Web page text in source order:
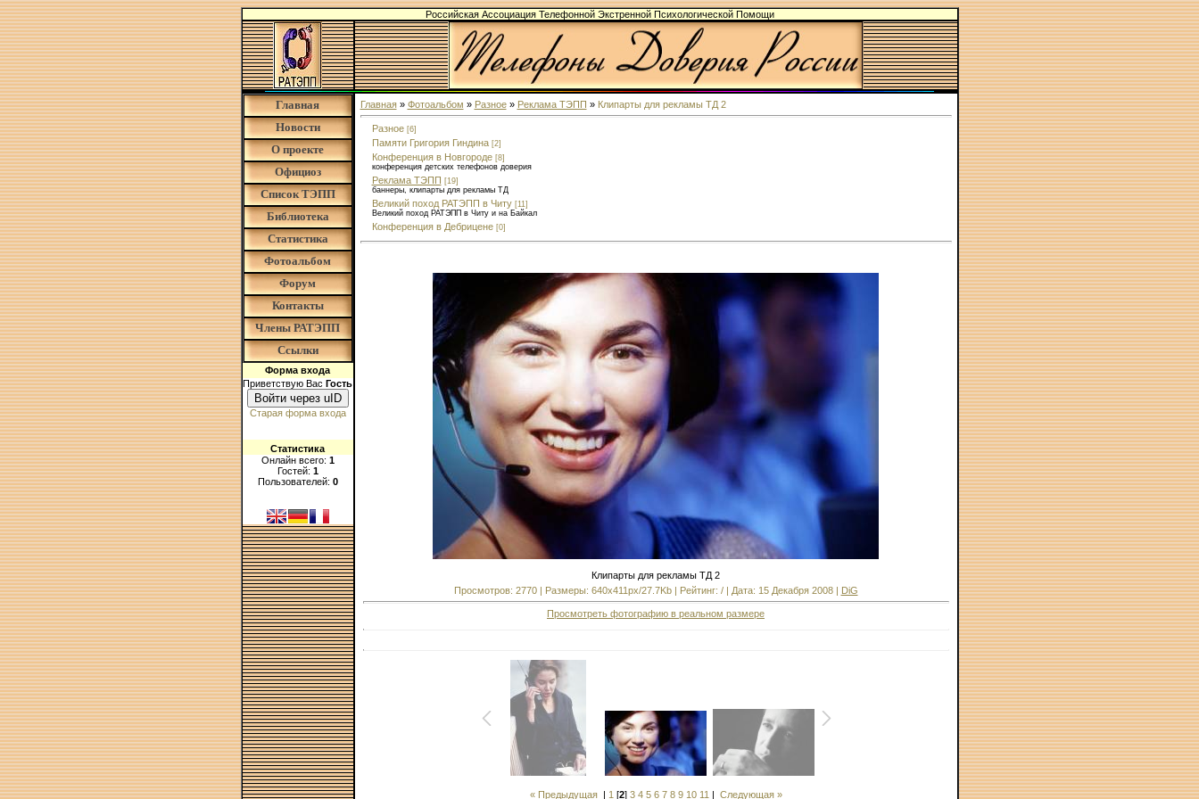
Российская Ассоциация Телефонной Экстренной Психологической Помощи
Главная
Новости
О проекте
Официоз
Список ТЭПП
Библиотека
Статистика
Фотоальбом
Форум
Контакты
Члены РАТЭПП
Ссылки
Форма входа
Приветствую Вас Гость
Войти через uID
Старая форма входа
Статистика
Онлайн всего: 1
Гостей: 1
Пользователей: 0
Главная» Фотоальбом » Разное» Реклама ТЭПП » Клипарты для рекламы ТД 2
Разное [6]
Памяти Григория Гиндина [2]
Конференция в Новгороде [8]
конференция детских телефонов доверия
Реклама ТЭПП [19]
баннеры, клипарты для рекламы ТД
Великий поход РАТЭПП в Читу [11]
Великий поход РАТЭПП в Читу и на Байкал
Конференция в Дебрицене [0]
Клипарты для рекламы ТД 2
Просмотров: 2770 | Размеры: 640x411px/27.7Kb | Рейтинг: / | Дата: 15 Декабря 2008 | DiG
Просмотреть фотографию в реальном размере
« Предыдущая| 1 [2] 3 4 5 6 7 8 9 10 11 | Следующая »